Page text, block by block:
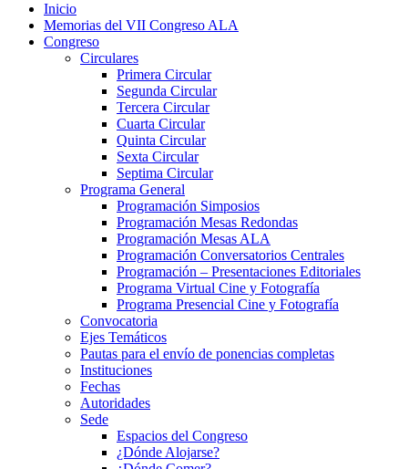
Inicio
Memorias del VII Congreso ALA
Congreso
Circulares
Primera Circular
Segunda Circular
Tercera Circular
Cuarta Circular
Quinta Circular
Sexta Circular
Septima Circular
Programa General
Programación Simposios
Programación Mesas Redondas
Programación Mesas ALA
Programación Conversatorios Centrales
Programación – Presentaciones Editoriales
Programa Virtual Cine y Fotografía
Programa Presencial Cine y Fotografía
Convocatoria
Ejes Temáticos
Pautas para el envío de ponencias completas
Instituciones
Fechas
Autoridades
Sede
Espacios del Congreso
¿Dónde Alojarse?